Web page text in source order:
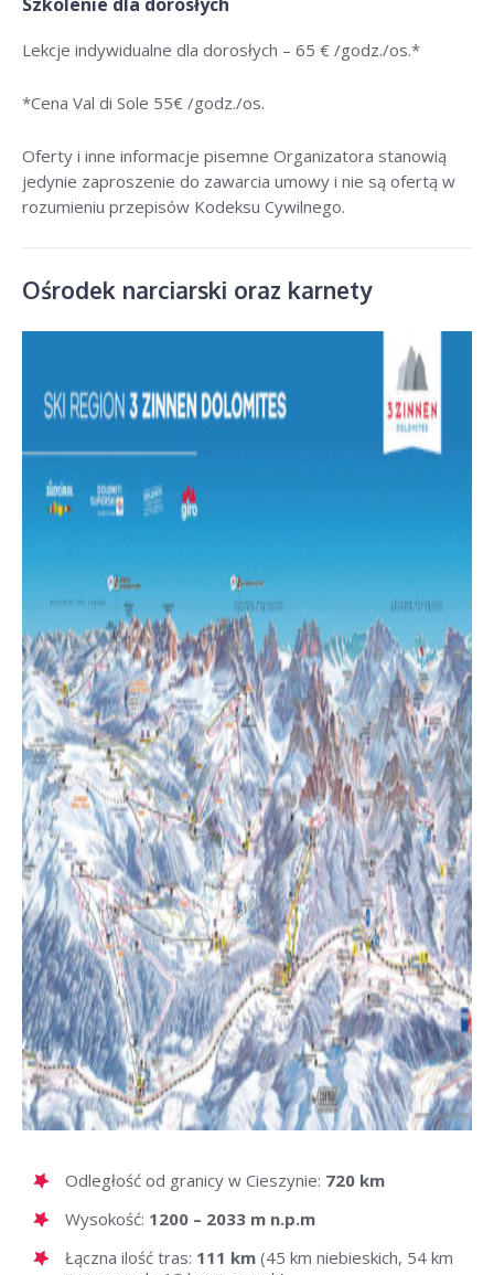
Lekcje indywidualne dla dorosłych – 65 € /godz./os.*
*Cena Val di Sole 55€ /godz./os.
Oferty i inne informacje pisemne Organizatora stanowią
jedynie zaproszenie do zawarcia umowy i nie są ofertą w
rozumieniu przepisów Kodeksu Cywilnego.
Ośrodek narciarski oraz karnety
Odległość od granicy w Cieszynie: 720 km
Wysokość: 1200 – 2033 m n.p.m
Łączna ilość tras: 111 km (45 km niebieskich, 54 km